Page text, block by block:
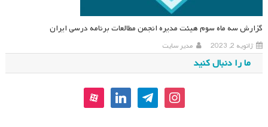
گزارش سه ماه سوم هیئت مدیره انجمن مطالعات برنامه درسی ایران
ژانویه 2, 2023 مدیر سایت
ما را دنبال کنید
instagram
telegram
linkedin
aparat